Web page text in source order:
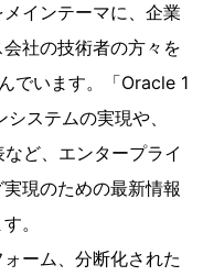
インテーマに、企業
社の技術者の方々を
でいます。「Oracle 1
ステムの実現や、
ど、エンタープライ
現のための最新情報
。
ーム、分断化された